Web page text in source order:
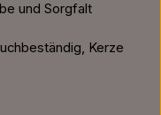
und Sorgfalt
Kerze